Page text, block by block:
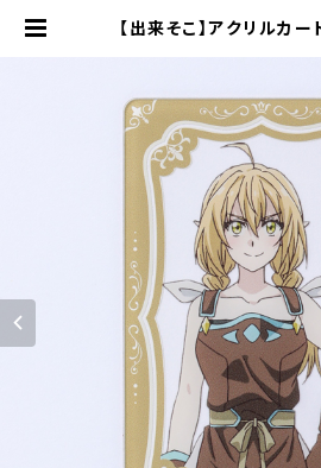
【出来そこ】アクリルカー